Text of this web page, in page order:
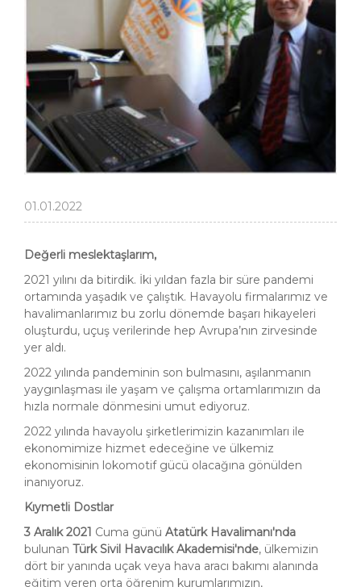
01.01.2022
Değerli meslektaşlarım,
2021 yılını da bitirdik. İki yıldan fazla bir süre pandemi
ortamında yaşadık ve çalıştık. Havayolu firmalarımız ve
havalimanlarımız bu zorlu dönemde başarı hikayeleri
oluşturdu, uçuş verilerinde hep Avrupa’nın zirvesinde
yer aldı.
2022 yılında pandeminin son bulmasını, aşılanmanın
yaygınlaşması ile yaşam ve çalışma ortamlarımızın da
hızla normale dönmesini umut ediyoruz.
2022 yılında havayolu şirketlerimizin kazanımları ile
ekonomimize hizmet edeceğine ve ülkemiz
ekonomisinin lokomotif gücü olacağına gönülden
inanıyoruz.
Kıymetli Dostlar
3 Aralık 2021 Cuma günü Atatürk Havalimanı'nda
bulunan Türk Sivil Havacılık Akademisi'nde, ülkemizin
dört bir yanında uçak veya hava aracı bakımı alanında
eğitim veren orta öğrenim kurumlarımızın,